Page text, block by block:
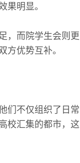
果明显。
，而院学生会则更
方优势互补。
们不仅组织了日常
校汇集的都市，这